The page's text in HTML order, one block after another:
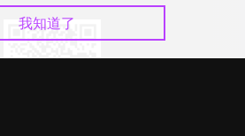
我知道了